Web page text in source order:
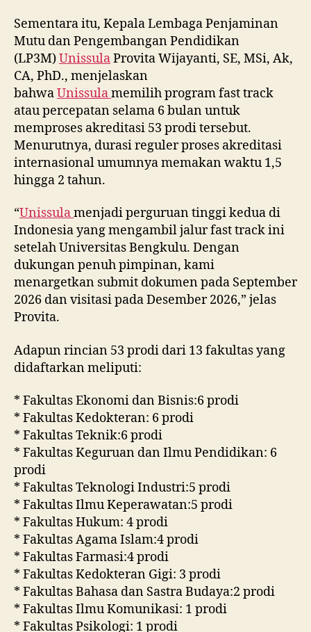
Sementara itu, Kepala Lembaga Penjaminan
Mutu dan Pengembangan Pendidikan
(LP3M)UnissulaProvita Wijayanti, SE, MSi, Ak,
CA, PhD., menjelaskan
bahwaUnissulamemilih program fast track
atau percepatan selama 6 bulan untuk
memproses akreditasi 53 prodi tersebut.
Menurutnya, durasi reguler proses akreditasi
internasional umumnya memakan waktu 1,5
hingga 2 tahun.
“Unissulamenjadi perguruan tinggi kedua di
Indonesia yang mengambil jalur fast track ini
setelah Universitas Bengkulu. Dengan
dukungan penuh pimpinan, kami
menargetkan submit dokumen pada September
2026 dan visitasi pada Desember 2026,” jelas
Provita.
Adapun rincian 53 prodi dari 13 fakultas yang
didaftarkan meliputi:
* Fakultas Ekonomi dan Bisnis:6 prodi
* Fakultas Kedokteran: 6 prodi
* Fakultas Teknik:6 prodi
* Fakultas Keguruan dan Ilmu Pendidikan: 6
prodi
* Fakultas Teknologi Industri:5 prodi
* Fakultas Ilmu Keperawatan:5 prodi
* Fakultas Hukum: 4 prodi
* Fakultas Agama Islam:4 prodi
* Fakultas Farmasi:4 prodi
* Fakultas Kedokteran Gigi: 3 prodi
* Fakultas Bahasa dan Sastra Budaya:2 prodi
* Fakultas Ilmu Komunikasi: 1 prodi
* Fakultas Psikologi: 1 prodi